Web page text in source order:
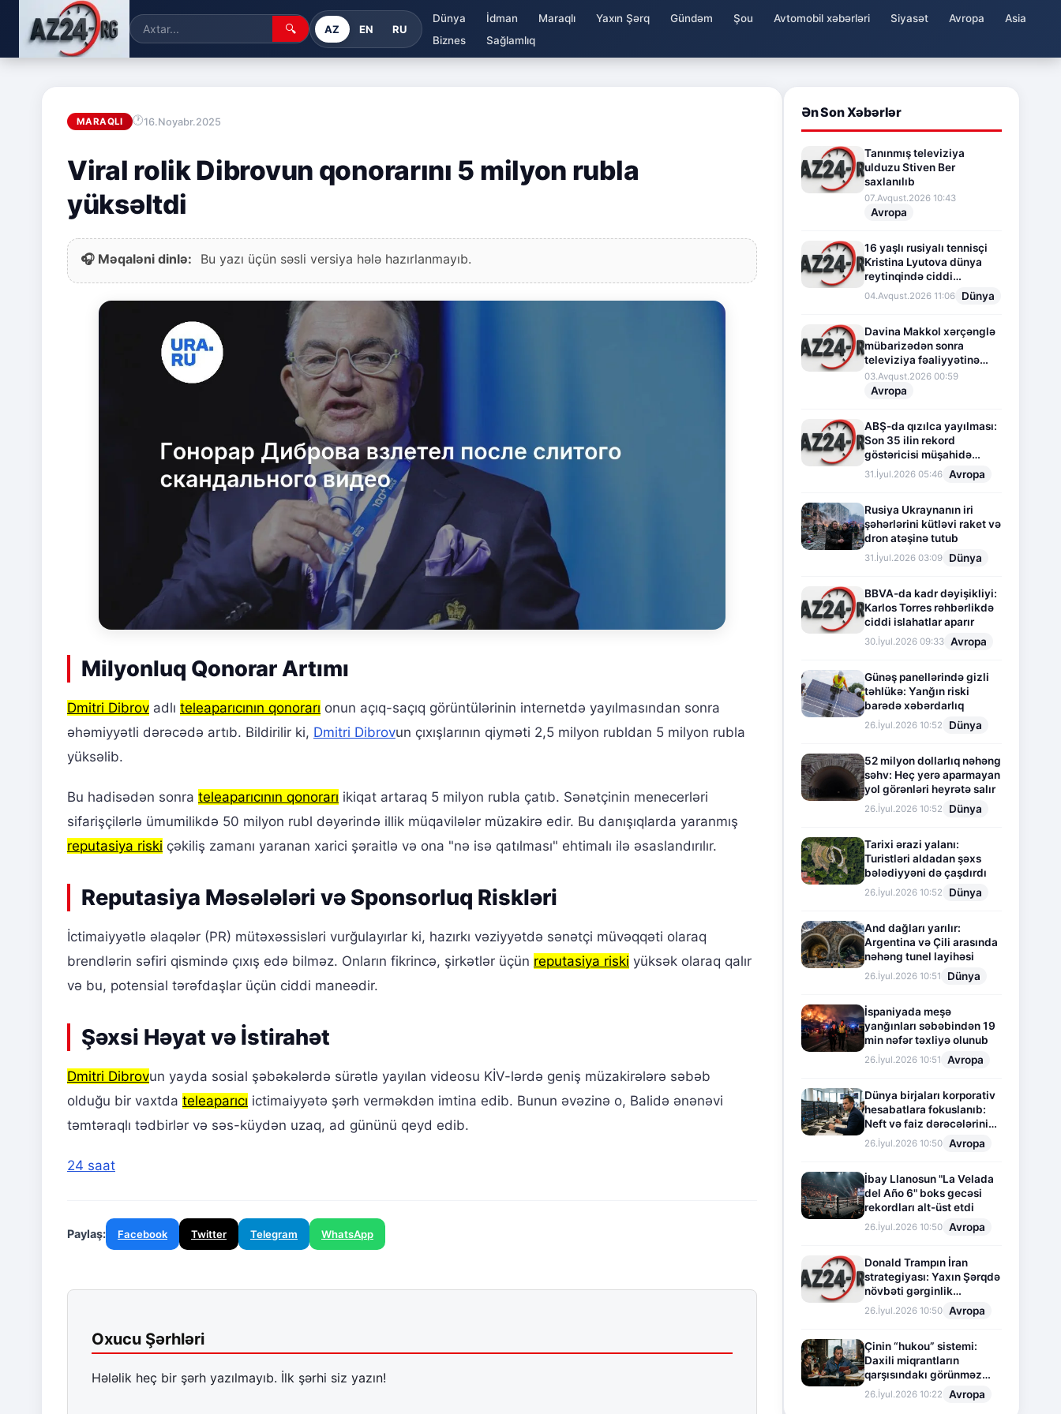
🔍 AZ EN RU
Dünya İdman Maraqlı Yaxın Şərq Gündəm Şou Avtomobil xəbərləri Siyasət Avropa
Asia
Biznes
Sağlamlıq
MARAQLI 16.Noyabr.2025
Viral rolik Dibrovun qonorarını 5 milyon rubla
yüksəltdi
🎧 Məqaləni dinlə: Bu yazı üçün səsli versiya hələ hazırlanmayıb.
Milyonluq Qonorar Artımı
Dmitri Dibrov adlı teleaparıcının qonorarı onun açıq-saçıq görüntülərinin internetdə yayılmasından sonra
əhəmiyyətli dərəcədə artıb. Bildirilir ki, Dmitri Dibrovun çıxışlarının qiyməti 2,5 milyon rubldan 5 milyon rubla
yüksəlib.
Bu hadisədən sonra teleaparıcının qonorarı ikiqat artaraq 5 milyon rubla çatıb. Sənətçinin menecerləri
sifarişçilərlə ümumilikdə 50 milyon rubl dəyərində illik müqavilələr müzakirə edir. Bu danışıqlarda yaranmış
reputasiya riski çəkiliş zamanı yaranan xarici şəraitlə və ona "nə isə qatılması" ehtimalı ilə əsaslandırılır.
Reputasiya Məsələləri və Sponsorluq Riskləri
İctimaiyyətlə əlaqələr (PR) mütəxəssisləri vurğulayırlar ki, hazırkı vəziyyətdə sənətçi müvəqqəti olaraq
brendlərin səfiri qismində çıxış edə bilməz. Onların fikrincə, şirkətlər üçün reputasiya riski yüksək olaraq qalır
və bu, potensial tərəfdaşlar üçün ciddi maneədir.
Şəxsi Həyat və İstirahət
Dmitri Dibrovun yayda sosial şəbəkələrdə sürətlə yayılan videosu KİV-lərdə geniş müzakirələrə səbəb
olduğu bir vaxtda teleaparıcı ictimaiyyətə şərh verməkdən imtina edib. Bunun əvəzinə o, Balidə ənənəvi
təmtəraqlı tədbirlər və səs-küydən uzaq, ad gününü qeyd edib.
24 saat
Paylaş: Facebook Twitter Telegram WhatsApp
Oxucu Şərhləri
Hələlik heç bir şərh yazılmayıb. İlk şərhi siz yazın!
Ən Son Xəbərlər
Tanınmış televiziya
ulduzu Stiven Ber
saxlanılıb
07.Avqust.2026 10:43
Avropa
16 yaşlı rusiyalı tennisçi
Kristina Lyutova dünya
reytinqində ciddi
irəliləyişə imza atdı
04.Avqust.2026 11:06 Dünya
Davina Makkol xərçənglə
mübarizədən sonra
televiziya fəaliyyətinə
fasilə verir
03.Avqust.2026 00:59
Avropa
ABŞ-da qızılca yayılması:
Son 35 ilin rekord
göstəricisi müşahidə
olunur
31.İyul.2026 05:46 Avropa
Rusiya Ukraynanın iri
şəhərlərini kütləvi raket və
dron atəşinə tutub
31.İyul.2026 03:09 Dünya
BBVA-da kadr dəyişikliyi:
Karlos Torres rəhbərlikdə
ciddi islahatlar aparır
30.İyul.2026 09:33 Avropa
Günəş panellərində gizli
təhlükə: Yanğın riski
barədə xəbərdarlıq
26.İyul.2026 10:52 Dünya
52 milyon dollarlıq nəhəng
səhv: Heç yerə aparmayan
yol görənləri heyrətə salır
26.İyul.2026 10:52 Dünya
Tarixi ərazi yalanı:
Turistləri aldadan şəxs
bələdiyyəni də çaşdırdı
26.İyul.2026 10:52 Dünya
And dağları yarılır:
Argentina və Çili arasında
nəhəng tunel layihəsi
26.İyul.2026 10:51 Dünya
İspaniyada meşə
yanğınları səbəbindən 19
min nəfər təxliyə olunub
26.İyul.2026 10:51 Avropa
Dünya birjaları korporativ
hesabatlara fokuslanıb:
Neft və faiz dərəcələrinin
təsiri altında cari vəziyyət
26.İyul.2026 10:50 Avropa
İbay Llanosun "La Velada
del Año 6" boks gecəsi
rekordları alt-üst etdi
26.İyul.2026 10:50 Avropa
Donald Trampın İran
strategiyası: Yaxın Şərqdə
növbəti gərginlik
mərhələsi
26.İyul.2026 10:50 Avropa
Çinin “hukou” sistemi:
Daxili miqrantların
qarşısındakı görünməz
sədd
26.İyul.2026 10:22 Avropa